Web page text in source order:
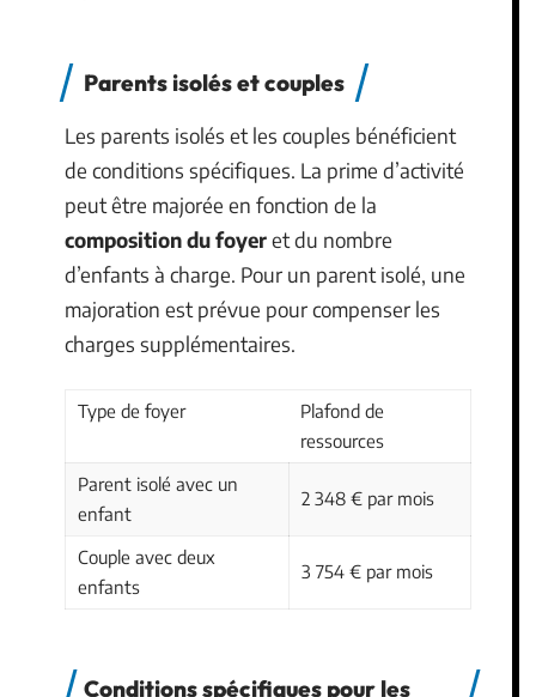
Parents isolés et couples
Les parents isolés et les couples bénéficient
de conditions spécifiques. La prime d’activité
peut être majorée en fonction de la
composition du foyeret du nombre
d’enfants à charge. Pour un parent isolé, une
majoration est prévue pour compenser les
charges supplémentaires.
Type de foyer
Plafond de
ressources
Parent isolé avec un
enfant
2 348 € par mois
Couple avec deux
enfants
3 754 € par mois
Conditions spécifiques pour les